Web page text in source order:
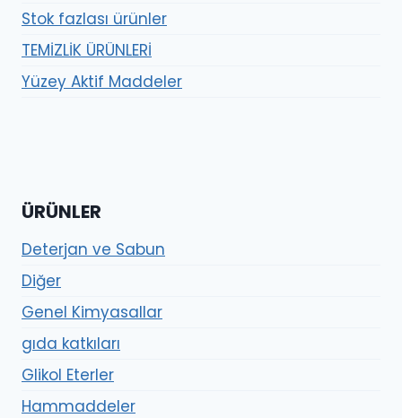
Stok fazlası ürünler
TEMİZLİK ÜRÜNLERİ
Yüzey Aktif Maddeler
ÜRÜNLER
Deterjan ve Sabun
Diğer
Genel Kimyasallar
gıda katkıları
Glikol Eterler
Hammaddeler